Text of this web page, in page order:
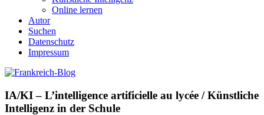
Online lernen
Autor
Suchen
Datenschutz
Impressum
IA/KI – L’intelligence artificielle au lycée / Künstliche
Intelligenz in der Schule